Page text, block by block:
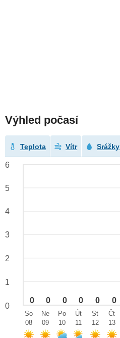
Výhled počasí
Teplota Vítr Srážky
0 0 0 0 0 0
6
5
4
3
2
1
0
So
08
Ne
09
Po
10
Út
11
St
12
Čt
13